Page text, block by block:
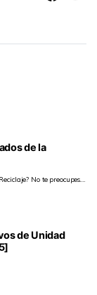
de la
No te preocupes.
de Unidad